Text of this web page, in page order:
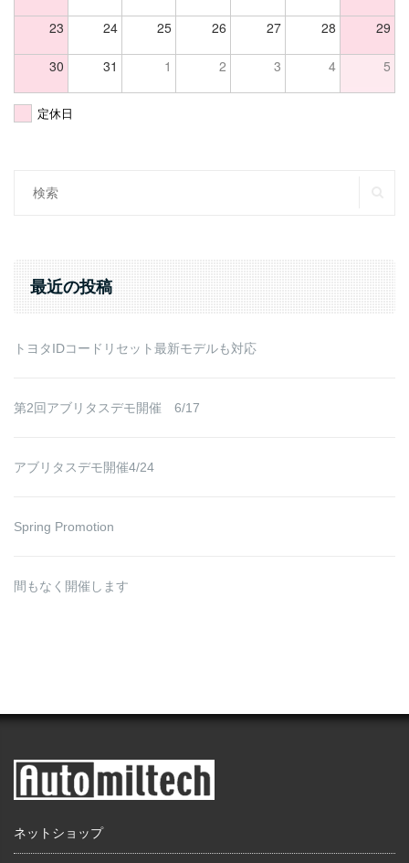
23 24 25 26 27 28 29
30 31 1 2 3 4 5
定休日
Search
最近の投稿
トヨタIDコードリセット最新モデルも対応
第2回アブリタスデモ開催 6/17
アブリタスデモ開催4/24
Spring Promotion
間もなく開催します
ネットショップ